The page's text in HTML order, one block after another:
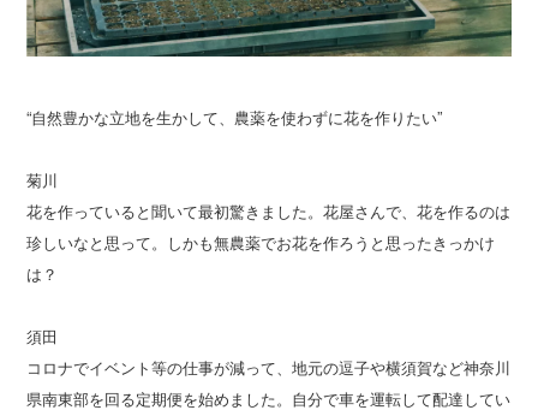
“自然豊かな立地を生かして、農薬を使わずに花を作りたい”
菊川
花を作っていると聞いて最初驚きました。花屋さんで、花を作るのは
珍しいなと思って。しかも無農薬でお花を作ろうと思ったきっかけ
は？
須田
コロナでイベント等の仕事が減って、地元の逗子や横須賀など神奈川
県南東部を回る定期便を始めました。自分で車を運転して配達してい